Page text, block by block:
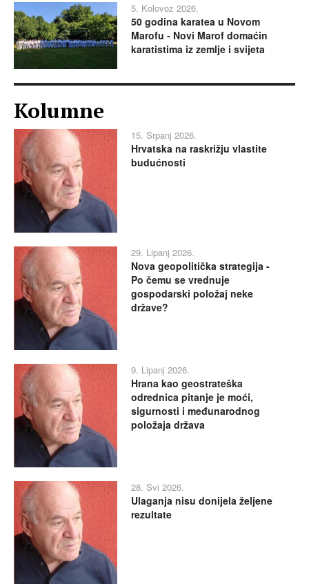
5. Kolovoz 2026.
50 godina karatea u Novom
Marofu - Novi Marof domaćin
karatistima iz zemlje i svijeta
Kolumne
15. Srpanj 2026.
Hrvatska na raskrižju vlastite
budućnosti
29. Lipanj 2026.
Nova geopolitička strategija -
Po čemu se vrednuje
gospodarski položaj neke
države?
9. Lipanj 2026.
Hrana kao geostrateška
odrednica pitanje je moći,
sigurnosti i međunarodnog
položaja država
28. Svi 2026.
Ulaganja nisu donijela željene
rezultate